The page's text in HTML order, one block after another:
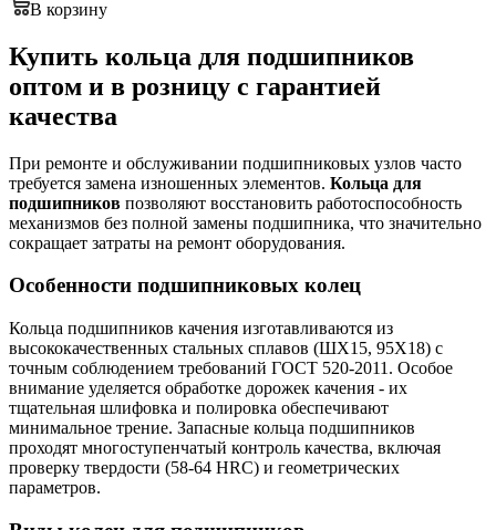
В корзину
Купить кольца для подшипников
оптом и в розницу с гарантией
качества
При ремонте и обслуживании подшипниковых узлов часто
требуется замена изношенных элементов. Кольца для
подшипников позволяют восстановить работоспособность
механизмов без полной замены подшипника, что значительно
сокращает затраты на ремонт оборудования.
Особенности подшипниковых колец
Кольца подшипников качения изготавливаются из
высококачественных стальных сплавов (ШХ15, 95Х18) с
точным соблюдением требований ГОСТ 520-2011. Особое
внимание уделяется обработке дорожек качения - их
тщательная шлифовка и полировка обеспечивают
минимальное трение. Запасные кольца подшипников
проходят многоступенчатый контроль качества, включая
проверку твердости (58-64 HRC) и геометрических
параметров.